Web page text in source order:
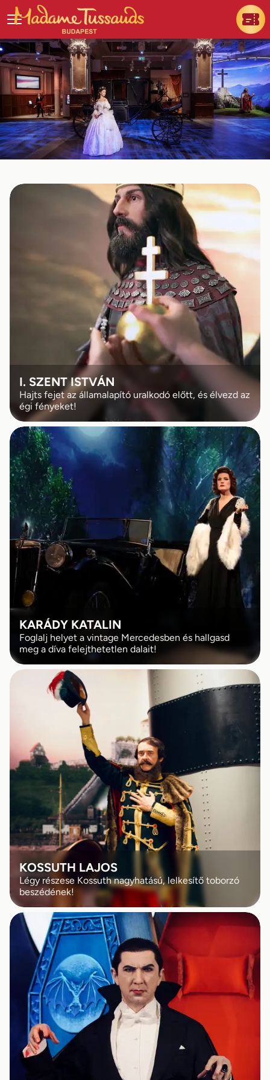
Hungarian Spirit
Találkozz a magyar történelem nagy alakjaival!
I. SZENT ISTVÁN
Hajts fejet az államalapító uralkodó előtt, és élvezd az
égi fényeket!
KARÁDY KATALIN
Foglalj helyet a vintage Mercedesben és hallgasd
meg a díva felejthetetlen dalait!
KOSSUTH LAJOS
Légy részese Kossuth nagyhatású, lelkesítő toborzó
beszédének!